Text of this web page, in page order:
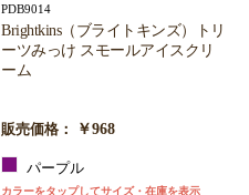
PDB9014
Brightkins（ブライトキンズ）トリ
ーツみっけ スモールアイスクリ
ーム
販売価格： ￥968
パープル
カラーをタップしてサイズ・在庫を表示